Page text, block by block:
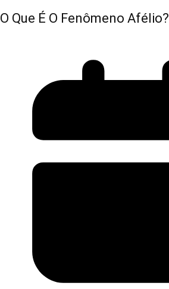
O Que É O Fenômeno Afélio?